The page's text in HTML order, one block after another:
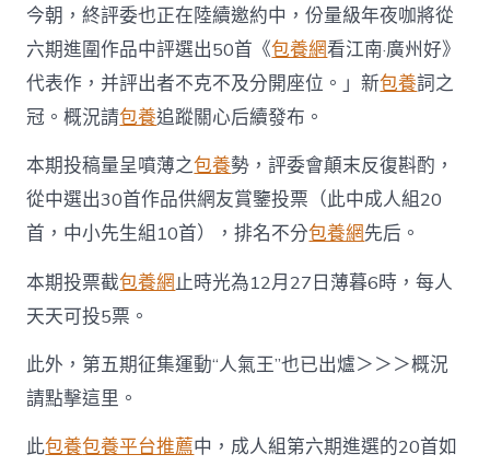
今朝，終評委也正在陸續邀約中，份量級年夜咖將從
六期進圍作品中評選出50首《包養網看江南·廣州好》
代表作，并評出者不克不及分開座位。」新包養詞之
冠。概況請包養追蹤關心后續發布。
本期投稿量呈噴薄之包養勢，評委會顛末反復斟酌，
從中選出30首作品供網友賞鑒投票（此中成人組20
首，中小先生組10首），排名不分包養網先后。
本期投票截包養網止時光為12月27日薄暮6時，每人
天天可投5票。
此外，第五期征集運動“人氣王”也已出爐＞＞＞概況
請點擊這里。
此包養包養平台推薦中，成人組第六期進選的20首如